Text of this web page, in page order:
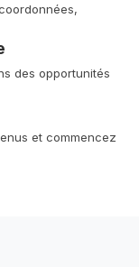
des opportunités
et commencez